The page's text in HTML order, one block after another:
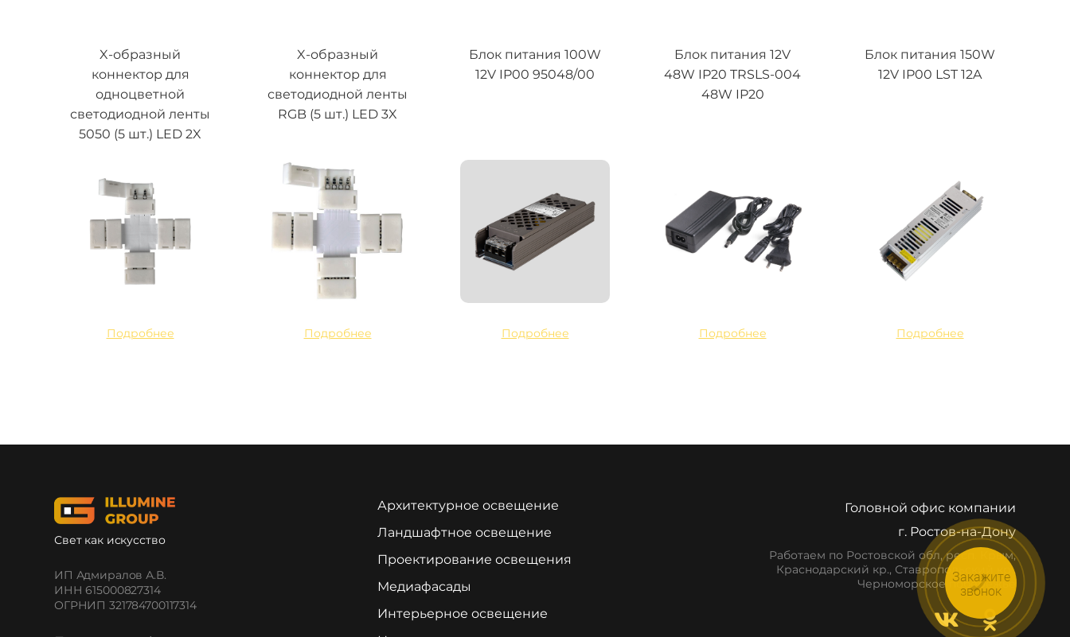
X-образный
коннектор для
одноцветной
светодиодной ленты
5050 (5 шт.) LED 2X
Подробнее
X-образный
коннектор для
светодиодной ленты
RGB (5 шт.) LED 3X
Подробнее
Блок питания 100W
12V IP00 95048/00
Подробнее
Блок питания 12V
48W IP20 TRSLS-004
48W IP20
Подробнее
Блок питания 150W
12V IP00 LST 12A
Подробнее
Свет как искусство
ИП Адмиралов А.В.
ИНН 615000827314
ОГРНИП 321784700117314
Архитектурное освещение
Ландшафтное освещение
Проектирование освещения
Медиафасады
Интерьерное освещение
Головной офис компании
г. Ростов-на-Дону
Работаем по Ростовской обл, респ. Крым,
Краснодарский кр., Ставропольский кр.,
Черноморское побережье
Закажите
звонок